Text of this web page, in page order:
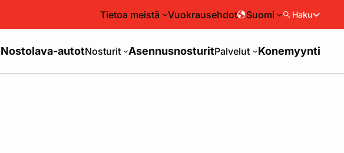
Tietoa meistä Vuokrausehdot Suomi Haku
Nostolava-autotNosturit AsennusnosturitPalvelut Konemyynti